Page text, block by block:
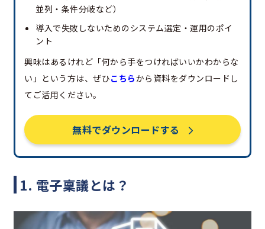
並列・条件分岐など）
導入で失敗しないためのシステム選定・運用のポイ
ント
興味はあるけれど「何から手をつければいいかわからな
い」という方は、ぜひこちらから資料をダウンロードし
てご活用ください。
無料でダウンロードする
1. 電子稟議とは？